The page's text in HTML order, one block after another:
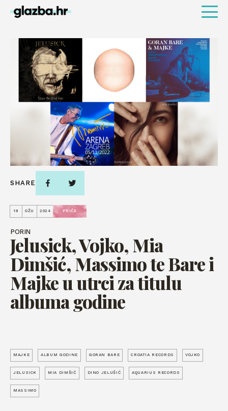
19 OŽU 2024 PRIČE
PORIN
Jelusick, Vojko, Mia
Dimšić, Massimo te Bare i
Majke u utrci za titulu
albuma godine
SHARE
MAJKE ALBUM GODINE GORAN BARE CROATIA RECORDS VOJKO
JELUSICK MIA DIMŠIĆ DINO JELUŠIĆ AQUARIUS RECORDS
MASSIMO